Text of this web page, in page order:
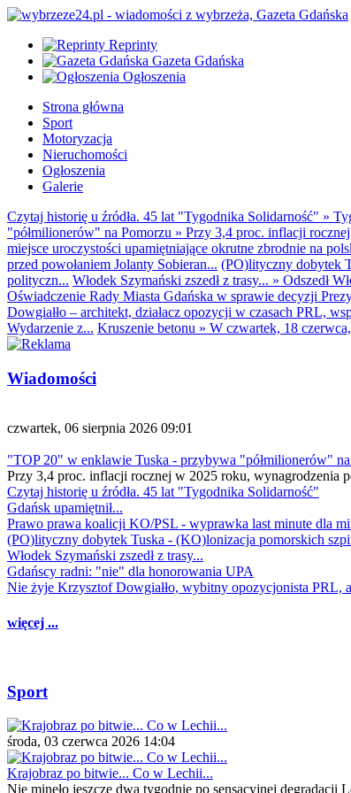
Reprinty
Gazeta Gdańska
Ogłoszenia
Strona główna
Sport
Motoryzacja
Nieruchomości
Ogłoszenia
Galerie
Czytaj historię u źródła. 45 lat "Tygodnika Solidarność" »
"półmilionerów" na Pomorzu » Przy 3,4 proc. inflacji
miejsce uroczystości upamiętniające okrutne zbrodnie na
przed powołaniem Jolanty Sobieran... (PO)lityczny dobytek
polityczn... Włodek Szymański zszedł z trasy... » Odszedł
Oświadczenie Rady Miasta Gdańska w sprawie decyzji
Dowgiałło – architekt, działacz opozycji w czasach PRL,
Wydarzenie z... Kruszenie betonu » W czwartek, 18
Wiadomości
czwartek, 06 sierpnia 2026 09:01
"TOP 20" w enklawie Tuska - przybywa "półmilionerów"
Przy 3,4 proc. inflacji rocznej w 2025 roku, wynagrodzenia
Czytaj historię u źródła. 45 lat "Tygodnika Solidarność"
Gdańsk upamiętnił...
Prawo prawa koalicji KO/PSL - wyprawka last minute dla
(PO)lityczny dobytek Tuska - (KO)lonizacja pomorskich
Włodek Szymański zszedł z trasy...
Gdańscy radni: "nie" dla honorowania UPA
Nie żyje Krzysztof Dowgiałło, wybitny opozycjonista PRL,
więcej ...
Sport
środa, 03 czerwca 2026 14:04
Krajobraz po bitwie... Co w Lechii...
Nie minęło jeszcze dwa tygodnie po sensacyjnej degradacji